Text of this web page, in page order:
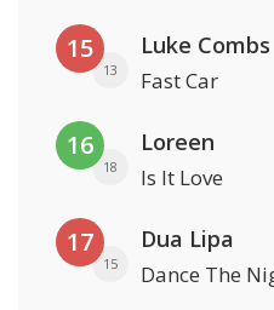
15
13
Luke Combs
Fast Car
16
18
Loreen
Is It Love
17
15
Dua Lipa
Dance The